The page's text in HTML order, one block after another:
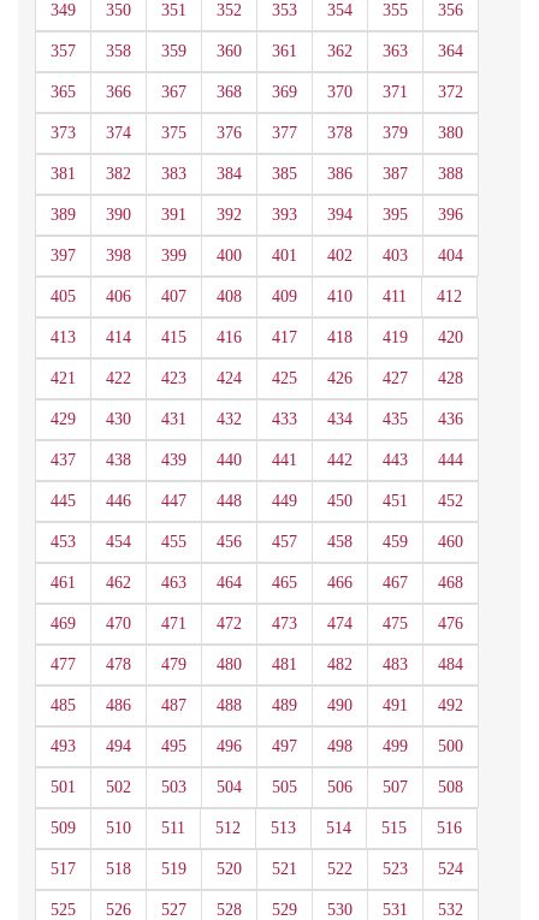
349 350 351 352 353 354 355 356
357 358 359 360 361 362 363 364
365 366 367 368 369 370 371 372
373 374 375 376 377 378 379 380
381 382 383 384 385 386 387 388
389 390 391 392 393 394 395 396
397 398 399 400 401 402 403 404
405 406 407 408 409 410 411 412
413 414 415 416 417 418 419 420
421 422 423 424 425 426 427 428
429 430 431 432 433 434 435 436
437 438 439 440 441 442 443 444
445 446 447 448 449 450 451 452
453 454 455 456 457 458 459 460
461 462 463 464 465 466 467 468
469 470 471 472 473 474 475 476
477 478 479 480 481 482 483 484
485 486 487 488 489 490 491 492
493 494 495 496 497 498 499 500
501 502 503 504 505 506 507 508
509 510 511 512 513 514 515 516
517 518 519 520 521 522 523 524
525 526 527 528 529 530 531 532